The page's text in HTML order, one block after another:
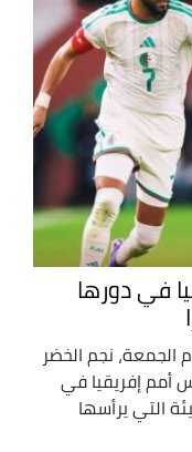
في دورها
الجمعة، نجم الخضر
إفريقيا في
التي يرأسها